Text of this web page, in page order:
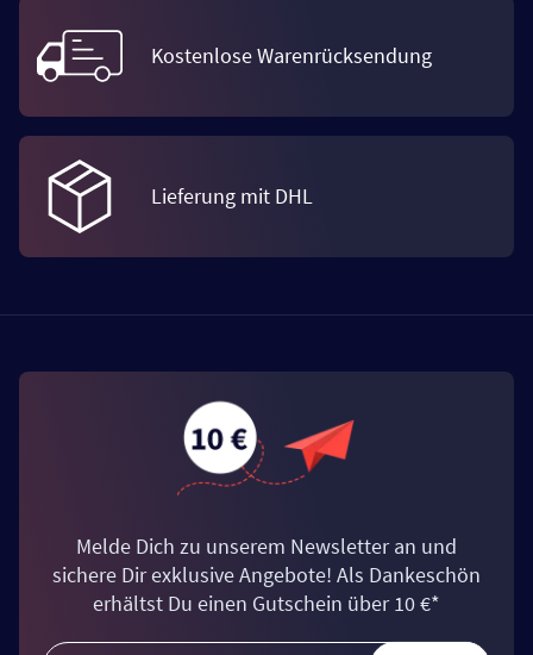
Kostenlose Warenrücksendung
Lieferung mit DHL
Melde Dich zu unserem Newsletter an und
sichere Dir exklusive Angebote! Als Dankeschön
erhältst Du einen Gutschein über 10 €*